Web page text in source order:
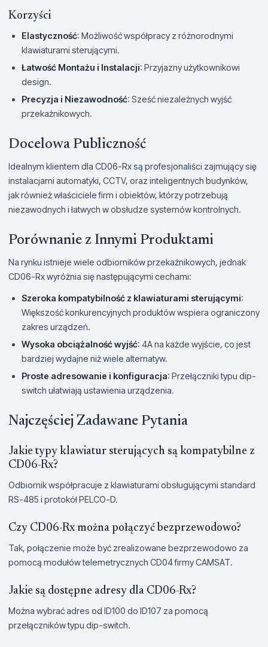
Korzyści
Elastyczność: Możliwość współpracy z różnorodnymi
klawiaturami sterującymi.
Łatwość Montażu i Instalacji: Przyjazny użytkownikowi
design.
Precyzja i Niezawodność: Sześć niezależnych wyjść
przekaźnikowych.
Docelowa Publiczność
Idealnym klientem dla CD06-Rx są profesjonaliści zajmujący się
instalacjami automatyki, CCTV, oraz inteligentnych budynków,
jak również właściciele firm i obiektów, którzy potrzebują
niezawodnych i łatwych w obsłudze systemów kontrolnych.
Porównanie z Innymi Produktami
Na rynku istnieje wiele odbiorników przekaźnikowych, jednak
CD06-Rx wyróżnia się następującymi cechami:
Szeroka kompatybilność z klawiaturami sterującymi:
Większość konkurencyjnych produktów wspiera ograniczony
zakres urządzeń.
Wysoka obciążalność wyjść: 4A na każde wyjście, co jest
bardziej wydajne niż wiele alternatyw.
Proste adresowanie i konfiguracja: Przełączniki typu dip-
switch ułatwiają ustawienia urządzenia.
Najczęściej Zadawane Pytania
Jakie typy klawiatur sterujących są kompatybilne z
CD06-Rx?
Odbiornik współpracuje z klawiaturami obsługującymi standard
RS-485 i protokół PELCO-D.
Czy CD06-Rx można połączyć bezprzewodowo?
Tak, połączenie może być zrealizowane bezprzewodowo za
pomocą modułów telemetrycznych CD04 firmy CAMSAT.
Jakie są dostępne adresy dla CD06-Rx?
Można wybrać adres od ID100 do ID107 za pomocą
przełączników typu dip-switch.